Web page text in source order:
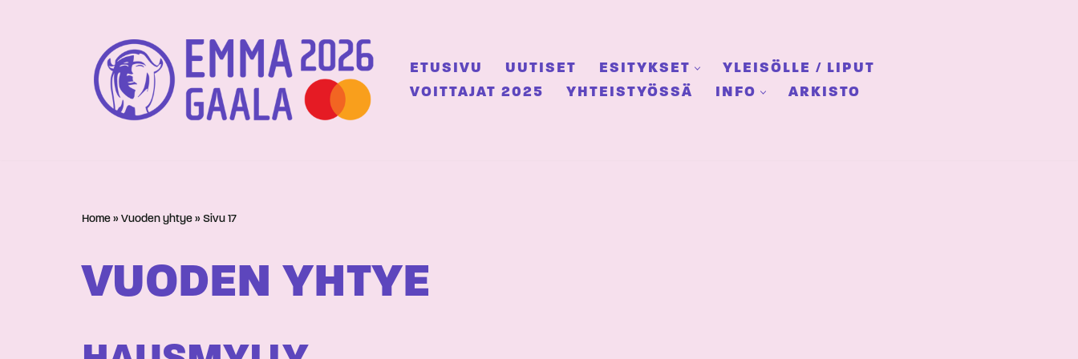
ETUSIVU UUTISET ESITYKSET
YLEISÖLLE / LIPUT
VOITTAJAT 2025
YHTEISTYÖSSÄ INFO ARKISTO
Home » Vuoden yhtye » Sivu 17
VUODEN YHTYE